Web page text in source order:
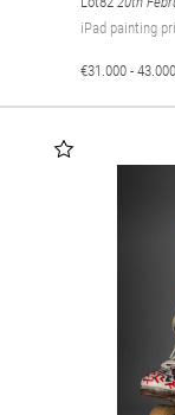
iPad painting
€31.000 - 43.000